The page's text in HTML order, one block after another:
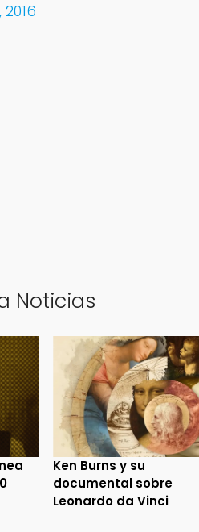
Noticias
Ken Burns y su
documental sobre
Leonardo da Vinci